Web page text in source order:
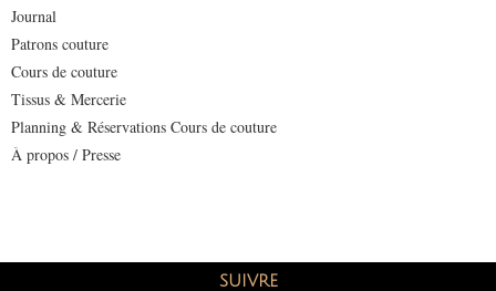
Journal
Patrons couture
Cours de couture
Tissus & Mercerie
Planning & Réservations Cours de couture
À propos / Presse
SUIVRE